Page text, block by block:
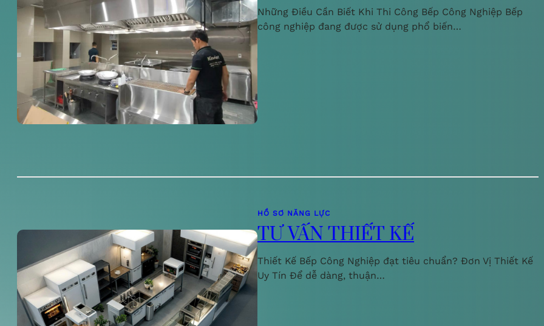
Những Điều Cần Biết Khi Thi Công Bếp Công Nghiệp Bếp
công nghiệp đang được sử dụng phổ biến…
HỒ SƠ NĂNG LỰC
TƯ VẤN THIẾT KẾ
Thiết Kế Bếp Công Nghiệp đạt tiêu chuẩn? Đơn Vị Thiết Kế
Uy Tín Để dễ dàng, thuận…